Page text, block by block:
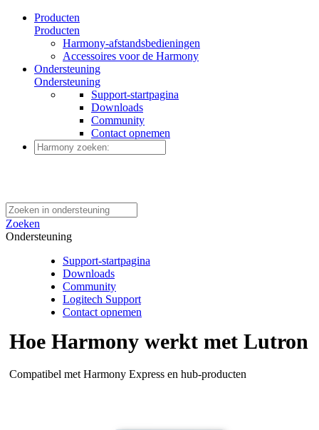
Producten
Producten
Harmony-afstandsbedieningen
Accessoires voor de Harmony
Ondersteuning
Ondersteuning
Support-startpagina
Downloads
Community
Contact opnemen
Zoeken
Ondersteuning
Support-startpagina
Downloads
Community
Logitech Support
Contact opnemen
Hoe Harmony werkt met Lutron
Compatibel met Harmony Express en hub-producten